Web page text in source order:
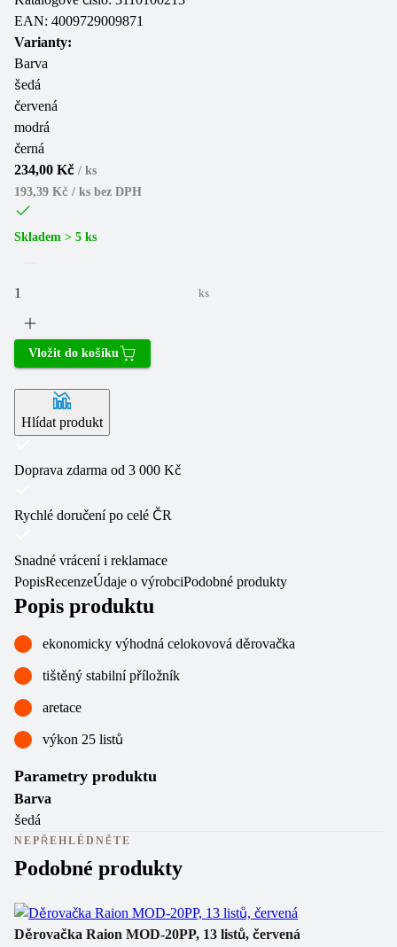
EAN: 4009729009871
Varianty:
Barva
šedá
červená
modrá
černá
234,00 Kč / ks
193,39 Kč / ks bez DPH
Skladem > 5 ks
ks
Vložit do košíku
Hlídat produkt
Doprava zdarma od 3 000 Kč
Rychlé doručení po celé ČR
Snadné vrácení i reklamace
PopisRecenzeÚdaje o výrobciPodobné produkty
Popis produktu
ekonomicky výhodná celokovová děrovačka
tištěný stabilní příložník
aretace
výkon 25 listů
Parametry produktu
Barva
šedá
NEPŘEHLÉDNĚTE
Podobné produkty
Děrovačka Raion MOD-20PP, 13 listů, červená